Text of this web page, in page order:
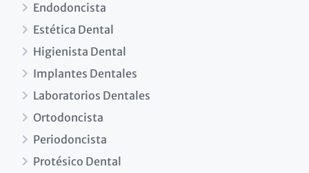
Endodoncista
Estética Dental
Higienista Dental
Implantes Dentales
Laboratorios Dentales
Ortodoncista
Periodoncista
Protésico Dental